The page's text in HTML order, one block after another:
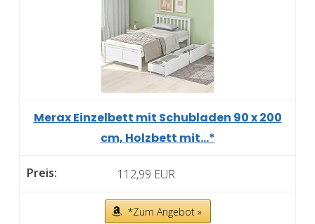
Merax Einzelbett mit Schubladen 90 x 200
cm, Holzbett mit...*
112,99 EUR
*Zum Angebot »